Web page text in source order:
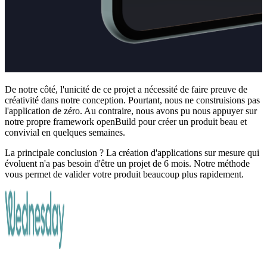
De notre côté, l'unicité de ce projet a nécessité de faire preuve de
créativité dans notre conception. Pourtant, nous ne construisions pas
l'application de zéro. Au contraire, nous avons pu nous appuyer sur
notre propre framework openBuild pour créer un produit beau et
convivial en quelques semaines.
La principale conclusion ? La création d'applications sur mesure qui
évoluent n'a pas besoin d'être un projet de 6 mois. Notre méthode
vous permet de valider votre produit beaucoup plus rapidement.